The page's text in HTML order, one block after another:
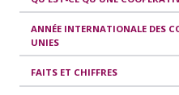
ANNÉE INTERNATIONALE DES
UNIES
FAITS ET CHIFFRES